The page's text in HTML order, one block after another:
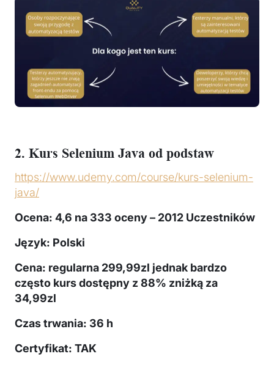
2. Kurs Selenium Java od podstaw
https://www.udemy.com/course/kurs-selenium-
java/
Ocena: 4,6 na 333 oceny – 2012 Uczestników
Język: Polski
Cena: regularna 299,99zl jednak bardzo
często kurs dostępny z 88% zniżką za
34,99zl
Czas trwania: 36 h
Certyfikat: TAK